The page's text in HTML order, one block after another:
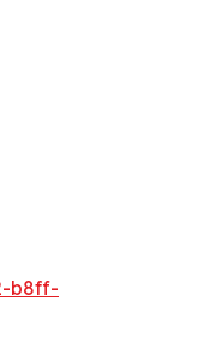
b8ff-